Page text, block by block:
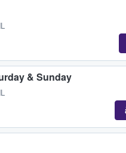
& Sunday